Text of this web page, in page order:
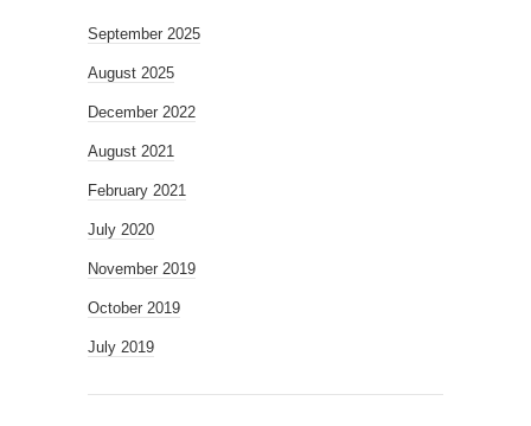
September 2025
August 2025
December 2022
August 2021
February 2021
July 2020
November 2019
October 2019
July 2019